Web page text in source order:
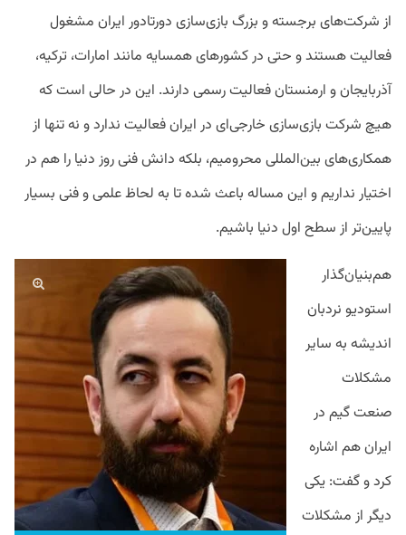
از شرکت‌های برجسته و بزرگ بازی‌سازی دورتادور ایران مشغول
فعالیت هستند و حتی در کشور‌های همسایه مانند امارات، ترکیه،
آذربایجان و ارمنستان فعالیت رسمی دارند. این در حالی است که
هیچ شرکت بازی‌سازی خارجی‌ای در ایران فعالیت ندارد و نه تنها از
همکاری‌های بین‌المللی محرومیم، بلکه دانش فنی روز دنیا را هم در
اختیار نداریم و این مساله باعث شده تا به لحاظ علمی و فنی بسیار
پایین‌تر از سطح اول دنیا باشیم.
هم‌بنیان‌گذار
استودیو نردبان
اندیشه به سایر
مشکلات
صنعت گیم در
ایران هم اشاره
کرد و گفت: یکی
دیگر از مشکلات